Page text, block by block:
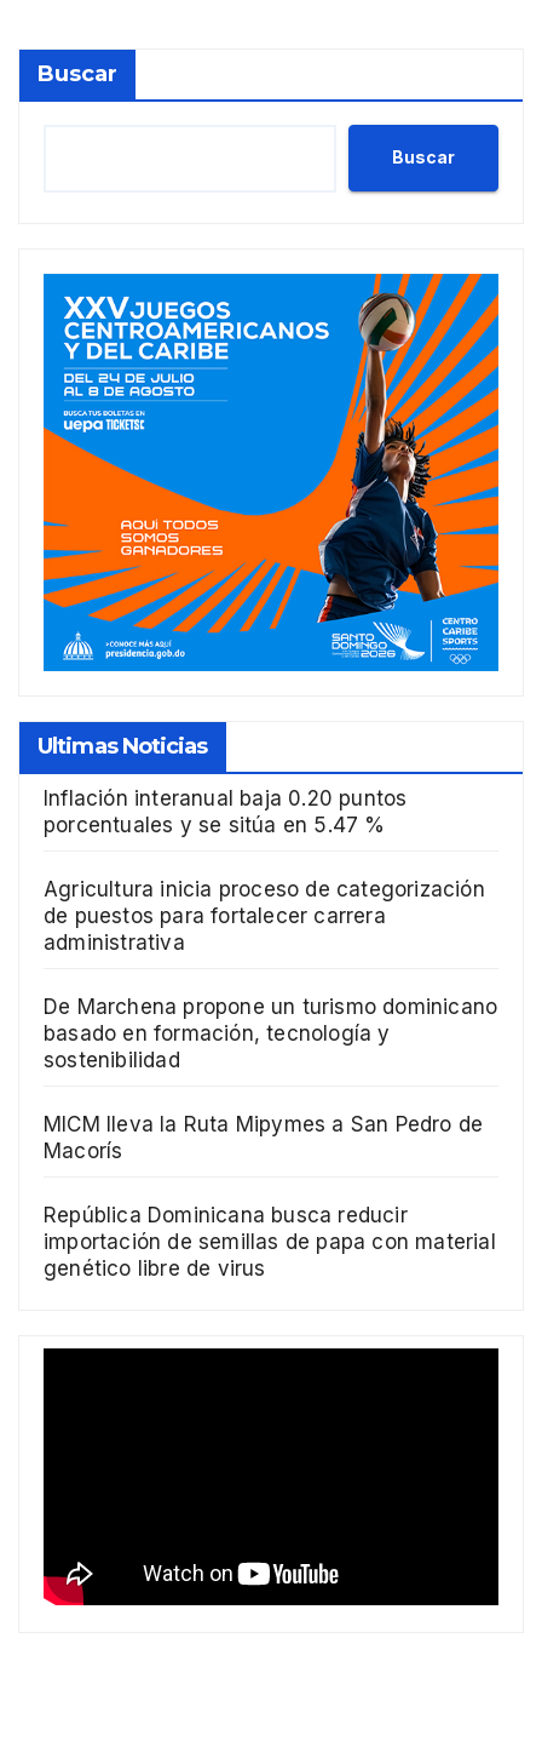
Buscar
Buscar
Ultimas Noticias
Inflación interanual baja 0.20 puntos
porcentuales y se sitúa en 5.47 %
Agricultura inicia proceso de categorización
de puestos para fortalecer carrera
administrativa
De Marchena propone un turismo dominicano
basado en formación, tecnología y
sostenibilidad
MICM lleva la Ruta Mipymes a San Pedro de
Macorís
República Dominicana busca reducir
importación de semillas de papa con material
genético libre de virus